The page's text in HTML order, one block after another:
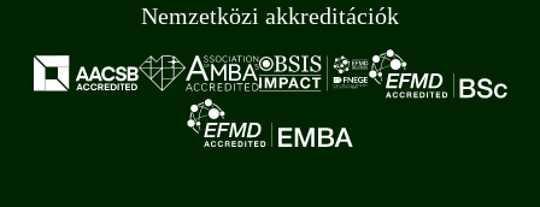
Nemzetközi akkreditációk